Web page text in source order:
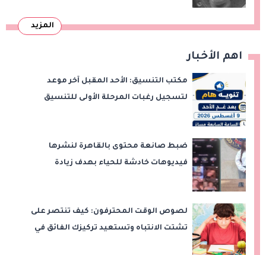
المزيد
اهم الأخبار
مكتب التنسيق: الأحد المقبل آخر موعد
لتسجيل رغبات المرحلة الأولى للتنسيق
ضبط صانعة محتوى بالقاهرة لنشرها
فيديوهات خادشة للحياء بهدف زيادة
لصوص الوقت المحترفون: كيف تنتصر على
تشتت الانتباه وتستعيد تركيزك الفائق في